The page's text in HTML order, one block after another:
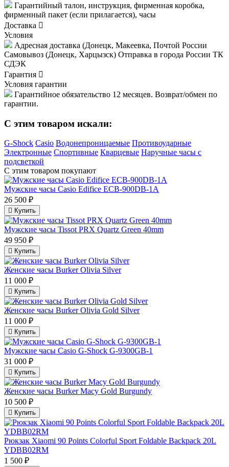
Гарантийный талон, инструкция, фирменная коробка,
фирменный пакет (если прилагается), часы
Доставка
Условия
Адресная доставка (Донецк, Макеевка, Почтой России
Самовывоз (Донецк, Харцызск) Отправка в города России ТК
СДЭК
Гарантия
Условия гарантии
Гарантийное обязательство 12 месяцев. Возврат/обмен по
гарантии.
C этим товаром искали:
G-Shock Casio Водонепроницаемые Противоударные
Электронные Спортивные Кварцевые Наручные часы с
подсветкой
С этим товаром покупают
Мужские часы Casio Edifice ECB-900DB-1A
26 500 ₽
Купить
Мужские часы Tissot PRX Quartz Green 40mm
49 950 ₽
Купить
Женские часы Burker Olivia Silver
11 000 ₽
Купить
Женские часы Burker Olivia Gold Silver
11 000 ₽
Купить
Мужские часы Casio G-Shock G-9300GB-1
31 000 ₽
Купить
Женские часы Burker Macy Gold Burgundy
10 500 ₽
Купить
Рюкзак Xiaomi 90 Points Colorful Sport Foldable Backpack 20L
YDBB02RM
1 500 ₽